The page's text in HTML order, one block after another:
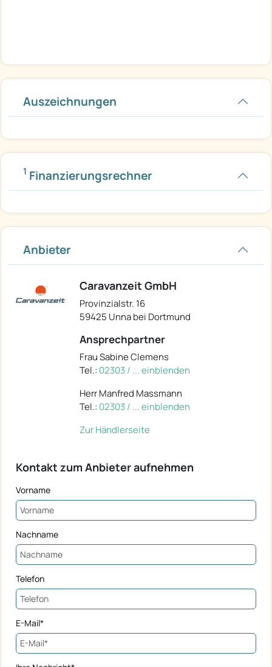
Auszeichnungen
1 Finanzierungsrechner
Anbieter
Caravanzeit GmbH
Provinzialstr. 16
59425 Unna bei Dortmund
Ansprechpartner
Frau Sabine Clemens
Tel.: 02303 / ... einblenden
Herr Manfred Massmann
Tel.: 02303 / ... einblenden
Zur Händlerseite
Kontakt zum Anbieter aufnehmen
Vorname
Nachname
Telefon
E-Mail*